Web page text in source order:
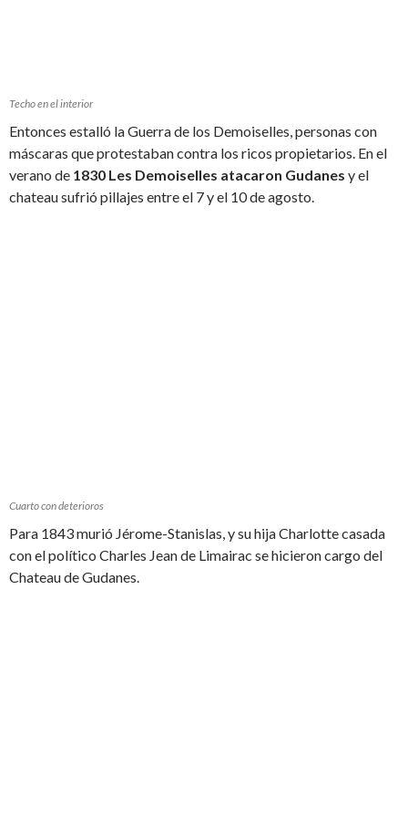
Techo en el interior
Entonces estalló la Guerra de los Demoiselles, personas con
máscaras que protestaban contra los ricos propietarios. En el
verano de 1830 Les Demoiselles atacaron Gudanes y el
chateau sufrió pillajes entre el 7 y el 10 de agosto.
Cuarto con deterioros
Para 1843 murió Jérome-Stanislas, y su hija Charlotte casada
con el político Charles Jean de Limairac se hicieron cargo del
Chateau de Gudanes.